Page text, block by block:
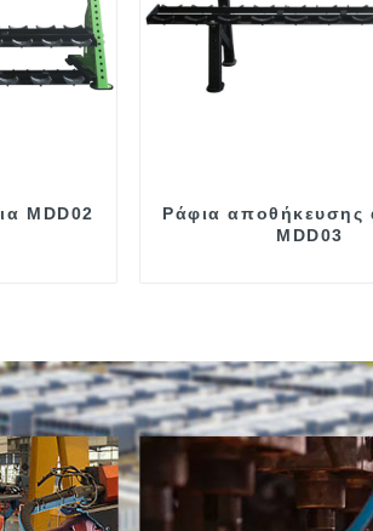
MDD02
Ράφια αποθήκευσης
MDD03